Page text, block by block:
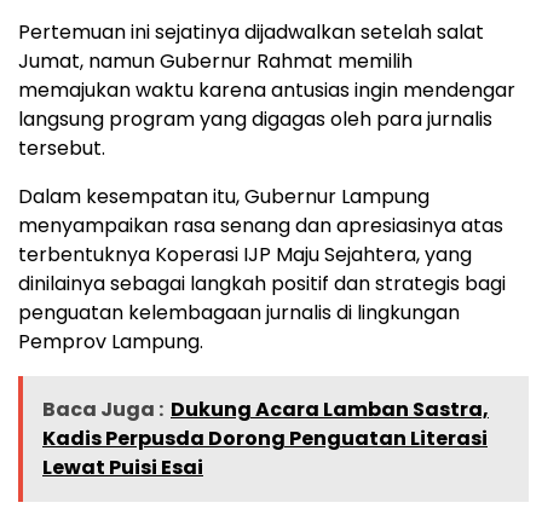
Pertemuan ini sejatinya dijadwalkan setelah salat
Jumat, namun Gubernur Rahmat memilih
memajukan waktu karena antusias ingin mendengar
langsung program yang digagas oleh para jurnalis
tersebut.
Dalam kesempatan itu, Gubernur Lampung
menyampaikan rasa senang dan apresiasinya atas
terbentuknya Koperasi IJP Maju Sejahtera, yang
dinilainya sebagai langkah positif dan strategis bagi
penguatan kelembagaan jurnalis di lingkungan
Pemprov Lampung.
Baca Juga : Dukung Acara Lamban Sastra,
Kadis Perpusda Dorong Penguatan Literasi
Lewat Puisi Esai